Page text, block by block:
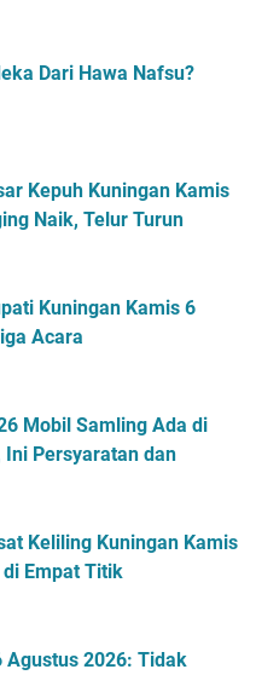
Dari Hawa Nafsu?
Kepuh Kuningan Kamis
Naik, Telur Turun
Kuningan Kamis 6
Acara
Mobil Samling Ada di
Persyaratan dan
Keliling Kuningan Kamis
Empat Titik
Agustus 2026: Tidak